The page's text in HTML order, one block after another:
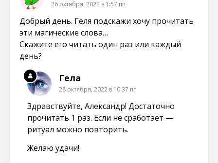
26 октября, 2022 в 1:57 пп
Добрый день. Геля подскажи хочу прочитать
эти магические слова…
Скажите его читать один раз или каждый
день?
Гела
28 октября, 2022 в 10:37 пп
Здравствуйте, Александр! Достаточно
прочитать 1 раз. Если не сработает —
ритуал можно повторить.
Желаю удачи!